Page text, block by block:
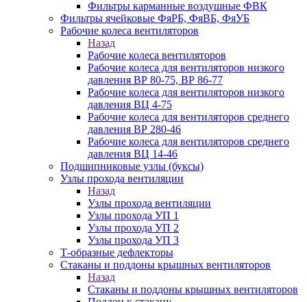
Фильтры карманные воздушные ФВК
Фильтры ячейковые ФяРБ, ФяВБ, ФяУБ
Рабочие колеса вентиляторов
Назад
Рабочие колеса вентиляторов
Рабочие колеса для вентиляторов низкого
давления ВР 80-75, ВР 86-77
Рабочие колеса для вентиляторов низкого
давления ВЦ 4-75
Рабочие колеса для вентиляторов среднего
давления ВР 280-46
Рабочие колеса для вентиляторов среднего
давления ВЦ 14-46
Подшипниковые узлы (буксы)
Узлы прохода вентиляции
Назад
Узлы прохода вентиляции
Узлы прохода УП 1
Узлы прохода УП 2
Узлы прохода УП 3
Т-образные дефлекторы
Стаканы и поддоны крышных вентиляторов
Назад
Стаканы и поддоны крышных вентиляторов